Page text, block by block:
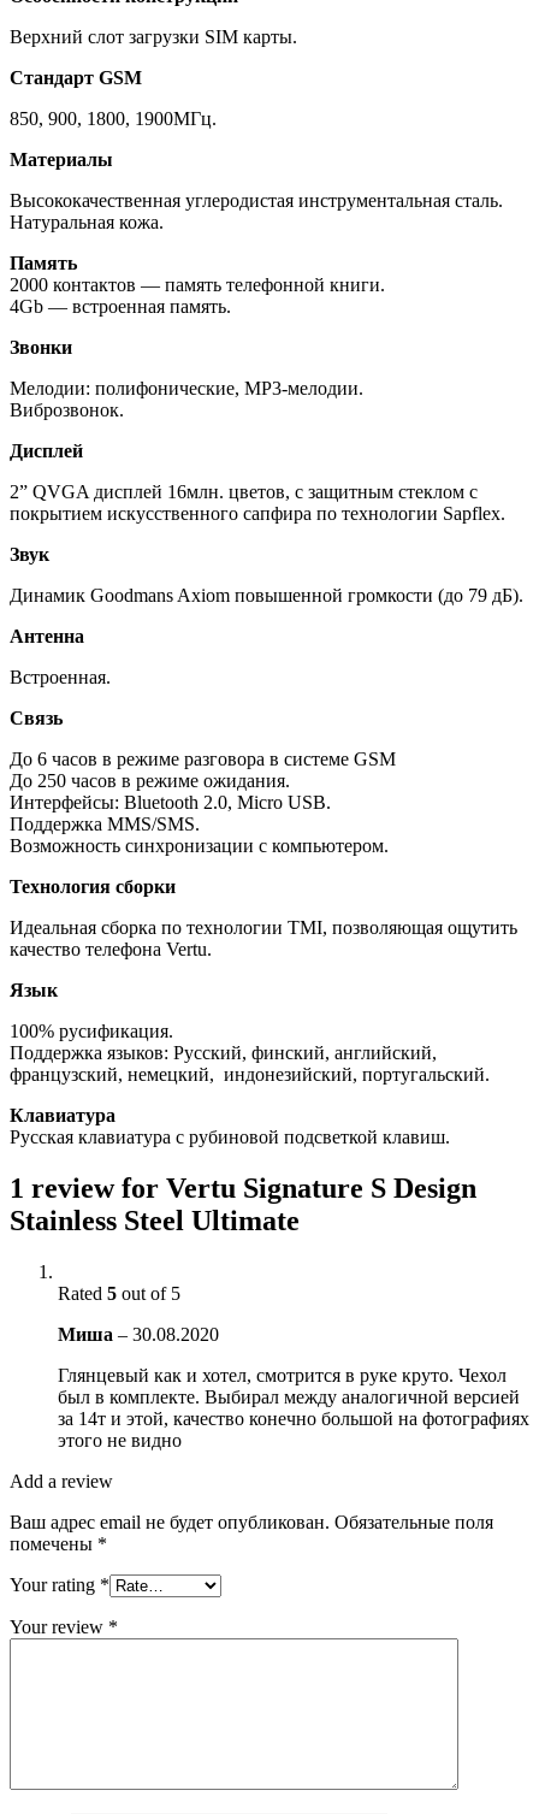
Верхний слот загрузки SIM карты.
Стандарт GSM
850, 900, 1800, 1900МГц.
Материалы
Высококачественная углеродистая инструментальная сталь.
Натуральная кожа.
Память
2000 контактов — память телефонной книги.
4Gb — встроенная память.
Звонки
Мелодии: полифонические, MP3-мелодии.
Виброзвонок.
Дисплей
2” QVGA дисплей 16млн. цветов, с защитным стеклом с
покрытием искусственного сапфира по технологии Sapflex.
Звук
Динамик Goodmans Axiom повышенной громкости (до 79 дБ).
Антенна
Встроенная.
Связь
До 6 часов в режиме разговора в системе GSM
До 250 часов в режиме ожидания.
Интерфейсы: Bluetooth 2.0, Micro USB.
Поддержка MMS/SMS.
Возможность синхронизации с компьютером.
Технология сборки
Идеальная сборка по технологии TMI, позволяющая ощутить
качество телефона Vertu.
Язык
100% русификация.
Поддержка языков: Русский, финский, английский,
французский, немецкий, индонезийский, португальский.
Клавиатура
Русская клавиатура с рубиновой подсветкой клавиш.
1 review for Vertu Signature S Design
Stainless Steel Ultimate
Rated 5 out of 5
Миша – 30.08.2020
Глянцевый как и хотел, смотрится в руке круто. Чехол
был в комплекте. Выбирал между аналогичной версией
за 14т и этой, качество конечно большой на фотографиях
этого не видно
Add a review
Ваш адрес email не будет опубликован. Обязательные поля
помечены *
Your rating *
Your review *